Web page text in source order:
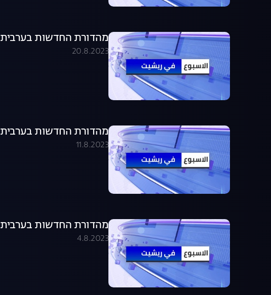
מהדורת החדשות בערבית 18.08.23 | התוכנית המלאה
20.8.2023
מהדורת החדשות בערבית 11.08.23 | התוכנית המלאה
11.8.2023
מהדורת החדשות בערבית 04.08.23 | התוכנית המלאה
4.8.2023